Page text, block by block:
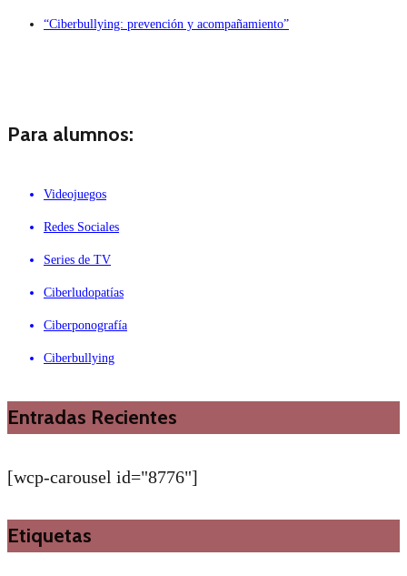
“Ciberbullying: prevención y acompañamiento”
Para alumnos:
Videojuegos
Redes Sociales
Series de TV
Ciberludopatías
Ciberponografía
Ciberbullying
Entradas Recientes
[wcp-carousel id="8776"]
Etiquetas